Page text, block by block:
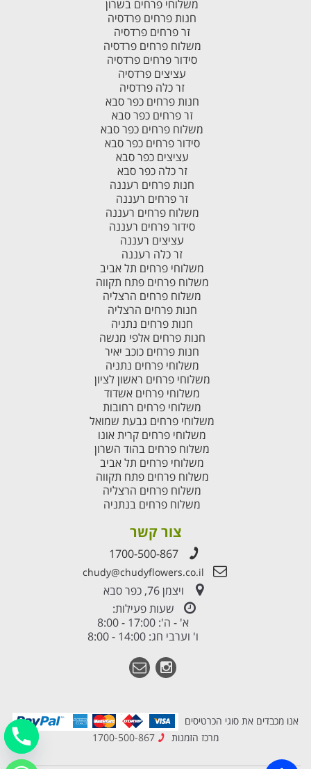
משלוחי פרחים בשרון
חנות פרחים פרדסיה
זר פרחים פרדסיה
משלוח פרחים פרדסיה
סידור פרחים פרדסיה
עציצים פרדסיה
זר כלה פרדסיה
חנות פרחים כפר סבא
זר פרחים כפר סבא
משלוח פרחים כפר סבא
סידור פרחים כפר סבא
עציצים כפר סבא
זר כלה כפר סבא
חנות פרחים רעננה
זר פרחים רעננה
משלוח פרחים רעננה
סידור פרחים רעננה
עציצים רעננה
זר כלה רעננה
משלוחי פרחים תל אביב
משלוח פרחים פתח תקווה
משלוח פרחים הרצליה
חנות פרחים הרצליה
חנות פרחים נתניה
חנות פרחים אלפי מנשה
חנות פרחים כוכב יאיר
משלוחי פרחים נתניה
משלוחי פרחים ראשון לציון
משלוחי פרחים אשדוד
משלוחי פרחים רחובות
משלוחי פרחים גבעת שמואל
משלוחי פרחים קרית אונו
משלוח פרחים בהוד השרון
משלוחי פרחים תל אביב
משלוח פרחים פתח תקווה
משלוח פרחים הרצליה
משלוח פרחים בנתניה
צור קשר
1700-500-867
chudy@chudyflowers.co.il
ויצמן 76, כפר סבא
שעות פעילות:
א' - ה': 17:00 - 8:00
ו' וערבי חג: 14:00 - 8:00
אנו מכבדים את סוגי הכרטיסים
מרכז הזמנות